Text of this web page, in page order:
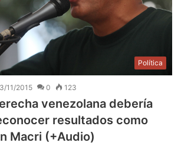
Política
11/2015 0 123
venezolana debería
resultados como
Macri (+Audio)